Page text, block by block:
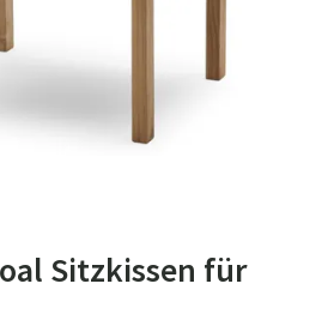
Sitzkissen für